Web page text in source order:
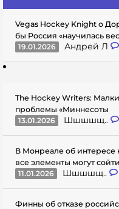
Vegas Hockey Knight о
бы Россия «научилась
19.01.2026
Андрей Л
The Hockey Writers:
проблемы «Миннесоты
13.01.2026
Шшшшщ..
В Монреале об интересе
все элементы могут
11.01.2026
Шшшшщ..
Финны об отказе